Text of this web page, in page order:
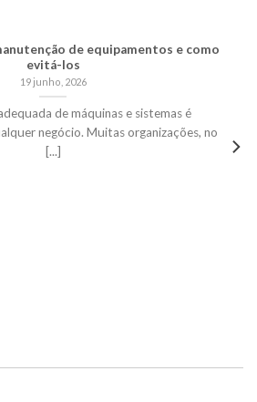
de equipamentos e como
evitá-los
19 junho, 2026
de máquinas e sistemas é
negócio. Muitas organizações, no
[...]